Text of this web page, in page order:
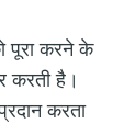
पूरा करने के
करती है।
करता